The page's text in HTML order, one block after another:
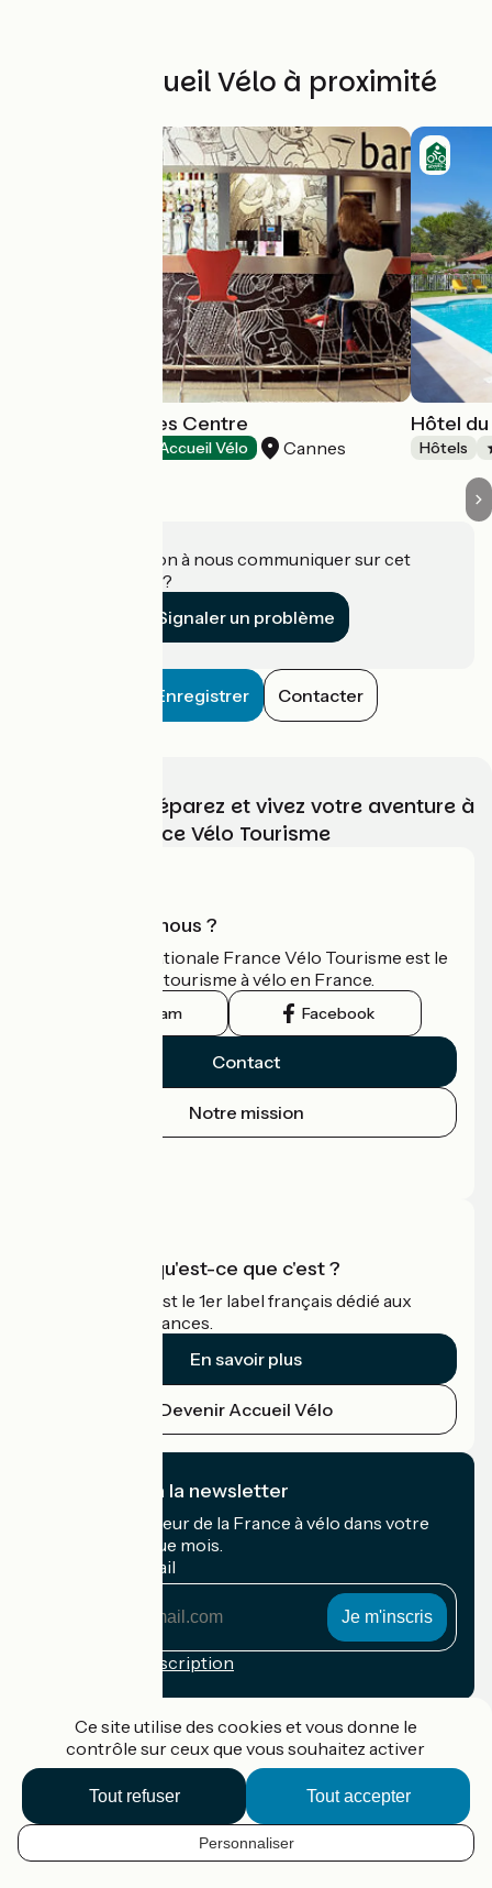
FR
Autres Accueil Vélo à proximité
Hôtel Ibis Cannes Centre
Accueil Vélo Cannes
Hôtel
Hôtels
Une information à nous communiquer sur cet
établissement ?
Signaler un problème
Enregistrer Contacter
Choisissez, préparez et vivez votre aventure à
vélo avec France Vélo Tourisme
Qui sommes-nous ?
L'association nationale France Vélo Tourisme est le
guide officiel du tourisme à vélo en France.
Instagram Facebook
Contact
Notre mission
Accueil Vélo qu'est-ce que c'est ?
Accueil Vélo c'est le 1er label français dédié aux
cyclistes en vacances.
En savoir plus
Devenir Accueil Vélo
Je m'abonne à la newsletter
Recevez le meilleur de la France à vélo dans votre
boîte mail chaque mois.
Mon adresse mail
Conditions d'inscription
Accueil Vélo Pro
Contact
Mentions légales
Ce site utilise des cookies et vous donne le
contrôle sur ceux que vous souhaitez activer
Tout accepter
Tout refuser
Personnaliser